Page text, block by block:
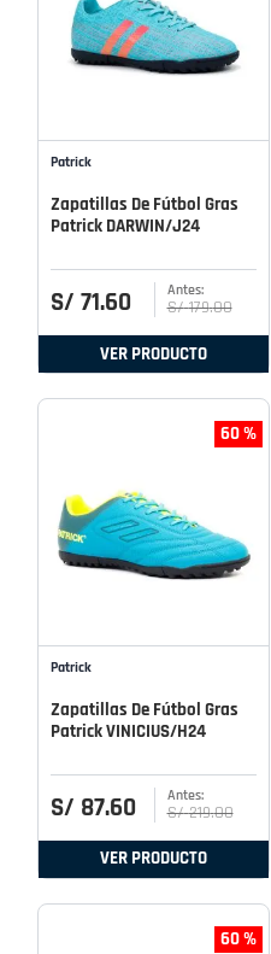
Patrick
Zapatillas De Fútbol Gras
Patrick DARWIN/J24
S/ 71.60 S/ 179.00
VER PRODUCTO
60 %
Patrick
Zapatillas De Fútbol Gras
Patrick VINICIUS/H24
S/ 87.60 S/ 219.00
VER PRODUCTO
60 %